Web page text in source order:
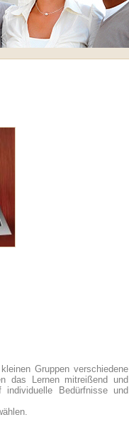
Gruppen verschiedene
das Lernen mitreißend und
Bedürfnisse und